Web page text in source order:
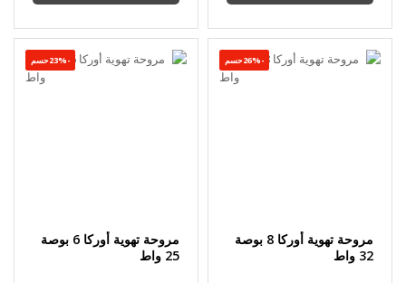
-26%حسم
مروحة تهوية أوركا 8 بوصة
32 واط
-23%حسم
مروحة تهوية أوركا 6 بوصة
25 واط